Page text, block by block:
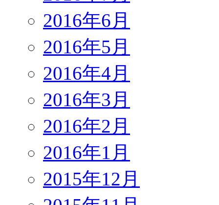
2016年6月
2016年5月
2016年4月
2016年3月
2016年2月
2016年1月
2015年12月